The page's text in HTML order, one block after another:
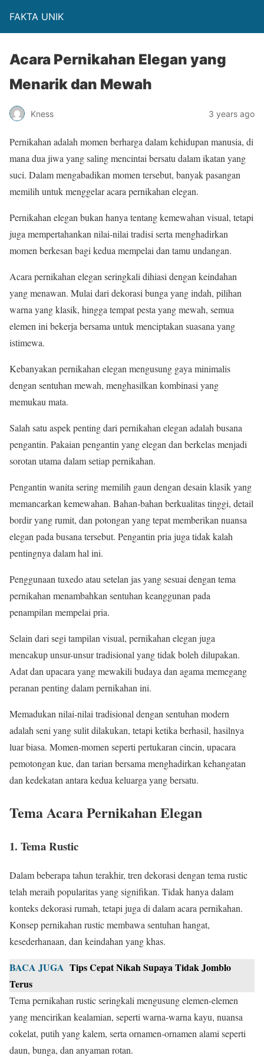
FAKTA UNIK
Acara Pernikahan Elegan yang
Menarik dan Mewah
Kness 3 years ago
Pernikahan adalah momen berharga dalam kehidupan manusia, di
mana dua jiwa yang saling mencintai bersatu dalam ikatan yang
suci. Dalam mengabadikan momen tersebut, banyak pasangan
memilih untuk menggelar acara pernikahan elegan.
Pernikahan elegan bukan hanya tentang kemewahan visual, tetapi
juga mempertahankan nilai-nilai tradisi serta menghadirkan
momen berkesan bagi kedua mempelai dan tamu undangan.
Acara pernikahan elegan seringkali dihiasi dengan keindahan
yang menawan. Mulai dari dekorasi bunga yang indah, pilihan
warna yang klasik, hingga tempat pesta yang mewah, semua
elemen ini bekerja bersama untuk menciptakan suasana yang
istimewa.
Kebanyakan pernikahan elegan mengusung gaya minimalis
dengan sentuhan mewah, menghasilkan kombinasi yang
memukau mata.
Salah satu aspek penting dari pernikahan elegan adalah busana
pengantin. Pakaian pengantin yang elegan dan berkelas menjadi
sorotan utama dalam setiap pernikahan.
Pengantin wanita sering memilih gaun dengan desain klasik yang
memancarkan kemewahan. Bahan-bahan berkualitas tinggi, detail
bordir yang rumit, dan potongan yang tepat memberikan nuansa
elegan pada busana tersebut. Pengantin pria juga tidak kalah
pentingnya dalam hal ini.
Penggunaan tuxedo atau setelan jas yang sesuai dengan tema
pernikahan menambahkan sentuhan keanggunan pada
penampilan mempelai pria.
Selain dari segi tampilan visual, pernikahan elegan juga
mencakup unsur-unsur tradisional yang tidak boleh dilupakan.
Adat dan upacara yang mewakili budaya dan agama memegang
peranan penting dalam pernikahan ini.
Memadukan nilai-nilai tradisional dengan sentuhan modern
adalah seni yang sulit dilakukan, tetapi ketika berhasil, hasilnya
luar biasa. Momen-momen seperti pertukaran cincin, upacara
pemotongan kue, dan tarian bersama menghadirkan kehangatan
dan kedekatan antara kedua keluarga yang bersatu.
Tema Acara Pernikahan Elegan
1. Tema Rustic
Dalam beberapa tahun terakhir, tren dekorasi dengan tema rustic
telah meraih popularitas yang signifikan. Tidak hanya dalam
konteks dekorasi rumah, tetapi juga di dalam acara pernikahan.
Konsep pernikahan rustic membawa sentuhan hangat,
kesederhanaan, dan keindahan yang khas.
BACA JUGA Tips Cepat Nikah Supaya Tidak Jomblo
Terus
Tema pernikahan rustic seringkali mengusung elemen-elemen
yang mencirikan kealamian, seperti warna-warna kayu, nuansa
cokelat, putih yang kalem, serta ornamen-ornamen alami seperti
daun, bunga, dan anyaman rotan.